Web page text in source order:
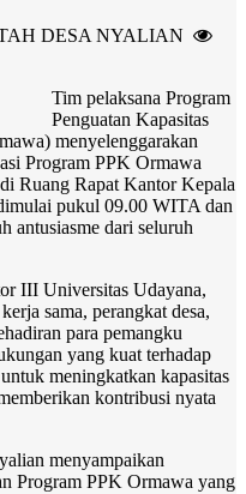
DESA NYALIAN
Tim pelaksana Program
Penguatan Kapasitas
menyelenggarakan
Program PPK Ormawa
Ruang Rapat Kantor Kepala
pukul 09.00 WITA dan
antusiasme dari seluruh
III Universitas Udayana,
sama, perangkat desa,
para pemangku
yang kuat terhadap
meningkatkan kapasitas
kontribusi nyata
menyampaikan
Program PPK Ormawa yang